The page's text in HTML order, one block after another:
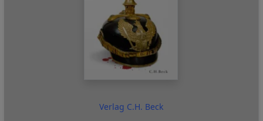
Verlag C.H. Beck